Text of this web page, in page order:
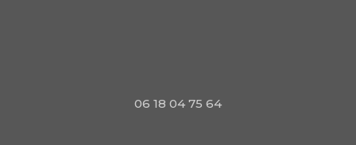
06 18 04 75 64